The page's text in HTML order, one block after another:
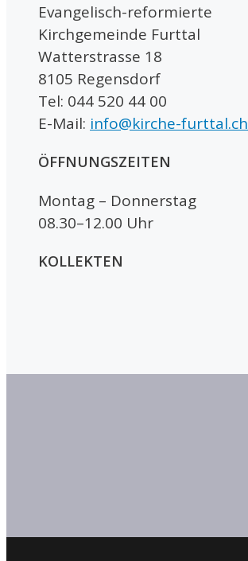
Evangelisch-reformierte
Kirchgemeinde Furttal
Watterstrasse 18
8105 Regensdorf
Tel: 044 520 44 00
E-Mail: info@kirche-furttal.ch
ÖFFNUNGSZEITEN
Montag – Donnerstag
08.30–12.00 Uhr
KOLLEKTEN